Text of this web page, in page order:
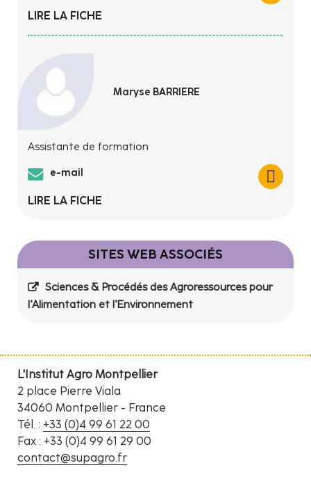
LIRE LA FICHE
Maryse BARRIERE
Assistante de formation
e-mail
LIRE LA FICHE
SITES WEB ASSOCIÉS
Sciences & Procédés des Agroressources pour
l’Alimentation et l’Environnement
L'Institut Agro Montpellier
2 place Pierre Viala
34060 Montpellier - France
Tél. : +33 (0)4 99 61 22 00
Fax : +33 (0)4 99 61 29 00
contact@supagro.fr